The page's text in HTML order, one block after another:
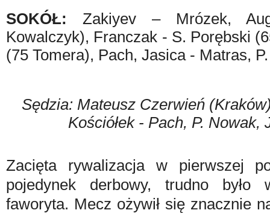
SOKÓŁ: Zakiyev – Mrózek,
Kowalczyk), Franczak - S. Porębski
(75 Tomera), Pach, Jasica - Matras,
Sędzia: Mateusz Czerwień
Kościółek - Pach, P. Nowak,
Zacięta rywalizacja w pierwszej
pojedynek derbowy, trudno było
faworyta. Mecz ożywił się znacznie